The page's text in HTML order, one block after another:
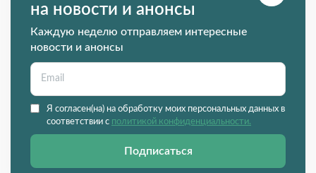
на новости и анонсы
Каждую неделю отправляем интересные
новости и анонсы
Я согласен(на) на обработку моих персональных данных в
соответствии с политикой конфиденциальности.
Подписаться